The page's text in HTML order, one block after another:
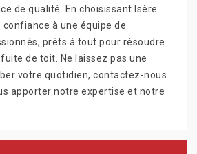
de qualité. En choisissant Isère
à une équipe de
prêts à tout pour résoudre
de toit. Ne laissez pas une
votre quotidien, contactez-nous
apporter notre expertise et notre